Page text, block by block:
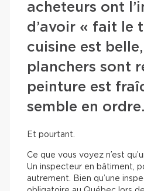
acheteurs ont
d’avoir « fait le
cuisine est
planchers sont
peinture est
semble en ordre.
Et pourtant.
Ce que vous voyez n’est
Un inspecteur en bâtiment,
autrement. Bien qu’une